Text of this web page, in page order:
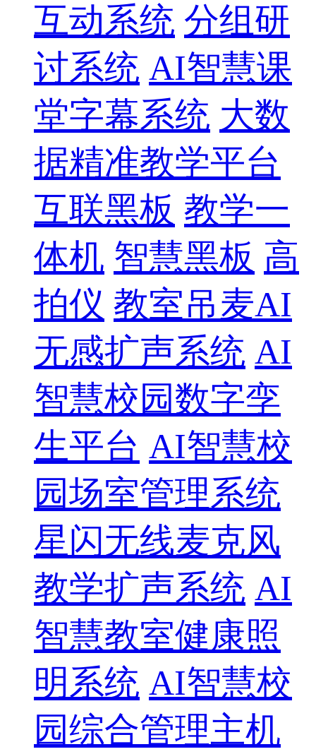
互动系统 分组研
讨系统 AI智慧课
堂字幕系统 大数
据精准教学平台
互联黑板 教学一
体机 智慧黑板 高
拍仪 教室吊麦AI
无感扩声系统 AI
智慧校园数字孪
生平台 AI智慧校
园场室管理系统
星闪无线麦克风
教学扩声系统 AI
智慧教室健康照
明系统 AI智慧校
园综合管理主机